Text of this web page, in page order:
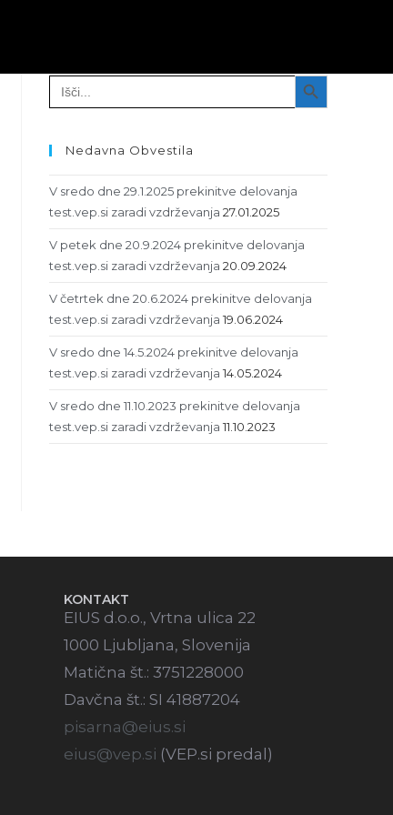
Search
for:
SEARCH BUTTON
Nedavna Obvestila
V sredo dne 29.1.2025 prekinitve delovanja
test.vep.si zaradi vzdrževanja 27.01.2025
V petek dne 20.9.2024 prekinitve delovanja
test.vep.si zaradi vzdrževanja 20.09.2024
V četrtek dne 20.6.2024 prekinitve delovanja
test.vep.si zaradi vzdrževanja 19.06.2024
V sredo dne 14.5.2024 prekinitve delovanja
test.vep.si zaradi vzdrževanja 14.05.2024
V sredo dne 11.10.2023 prekinitve delovanja
test.vep.si zaradi vzdrževanja 11.10.2023
KONTAKT
EIUS d.o.o., Vrtna ulica 22
1000 Ljubljana, Slovenija
Matična št.: 3751228000
Davčna št.: SI 41887204
pisarna@eius.si
eius@vep.si (VEP.si predal)